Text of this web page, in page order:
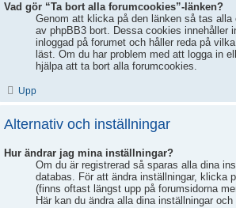
Vad gör “Ta bort alla forumcookies”-länken?
Genom att klicka på den länken så tas
av phpBB3 bort. Dessa cookies innehåller
inloggad på forumet och håller reda på
läst. Om du har problem med att logga in
hjälpa att ta bort alla forumcookies.
Upp
Alternativ och inställningar
Hur ändrar jag mina inställningar?
Om du är registrerad så sparas alla dina
databas. För att ändra inställningar, klicka
(finns oftast längst upp på forumsidorna
Här kan du ändra alla dina inställningar och